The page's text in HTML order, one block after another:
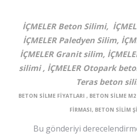
İÇMELER Beton Silimi,
İÇMELER Paledyen Silim,
İÇMELER Granit silim,
silimi , İÇMELER Otopark
Teras beton
BETON SİLME FİYATLARI , BETON SİLME
FİRMASI, BETON SİLİM
Bu gönderiyi